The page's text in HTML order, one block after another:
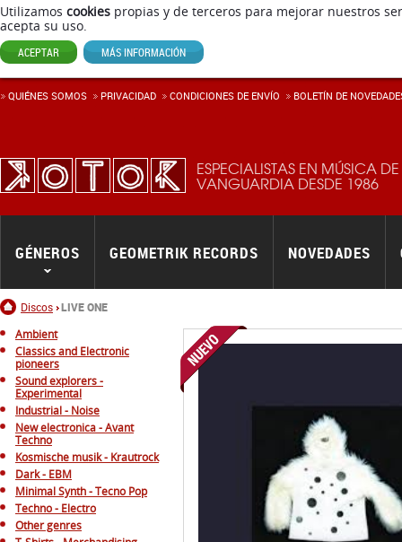
Utilizamos cookies propias y de terceros para mejorar nuestros
acepta su uso.
ACEPTAR MÁS INFORMACIÓN
ESPECIALISTAS EN MÚSICA DE
VANGUARDIA DESDE 1986
Inicio
Discos LIVE ONE
GÉNEROS GEOMETRIK RECORDS NOVEDADES
QUIÉNES SOMOS PRIVACIDAD CONDICIONES DE ENVÍ­O BOLETÍN DE
Ambient
Classics and Electronic
pioneers
Sound explorers -
Experimental
Industrial - Noise
New electronica - Avant
Techno
Kosmische musik - Krautrock
Dark - EBM
Minimal Synth - Tecno Pop
Techno - Electro
Other genres